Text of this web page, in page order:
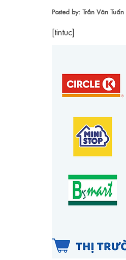
Posted by: Trần Văn
[tintuc]